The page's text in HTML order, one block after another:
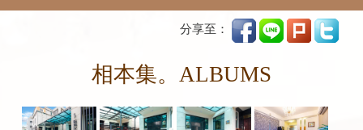
分享至：
相本集。ALBUMS